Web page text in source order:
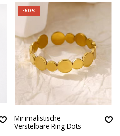
-50%
Minimalistische
Verstelbare Ring Dots